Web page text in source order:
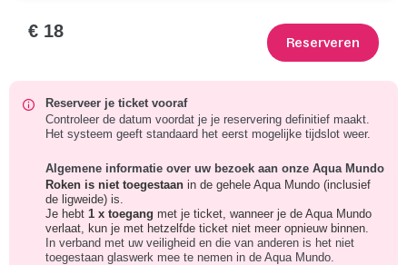
€ 18
Reserveren
Reserveer je ticket vooraf
Controleer de datum voordat je je reservering definitief maakt.
Het systeem geeft standaard het eerst mogelijke tijdslot weer.
Algemene informatie over uw bezoek aan onze Aqua Mundo
Roken is niet toegestaan in de gehele Aqua Mundo (inclusief
de ligweide) is.
Je hebt 1 x toegang met je ticket, wanneer je de Aqua Mundo
verlaat, kun je met hetzelfde ticket niet meer opnieuw binnen.
In verband met uw veiligheid en die van anderen is het niet
toegestaan glaswerk mee te nemen in de Aqua Mundo.